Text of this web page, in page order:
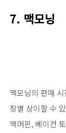
7. 맥모닝
맥모닝의 판매
장별 상이할 수
맥머핀, 베이컨